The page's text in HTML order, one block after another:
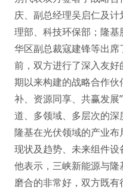
庆、副总经理吴启仁及
理部、科技环保部；隆
华区副总裁寇建锋等出
前，双方进行了深入友
期以来构建的战略合作
补、资源同享、共赢发
道、多领域、多层次的
隆基在光伏领域的产业
现状及趋势、未来组件设
他表示，三峡新能源与
磨合的非常好，双方既